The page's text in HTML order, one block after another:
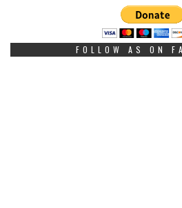
FOLLOW AS ON